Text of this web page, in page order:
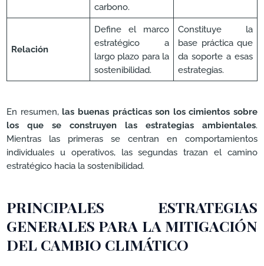
carbono.
Relación
Define el marco
estratégico a
largo plazo para la
sostenibilidad.
Constituye la
base práctica que
da soporte a esas
estrategias.
En resumen, las buenas prácticas son los cimientos sobre
los que se construyen las estrategias ambientales.
Mientras las primeras se centran en comportamientos
individuales u operativos, las segundas trazan el camino
estratégico hacia la sostenibilidad.
PRINCIPALES ESTRATEGIAS
GENERALES PARA LA MITIGACIÓN
DEL CAMBIO CLIMÁTICO